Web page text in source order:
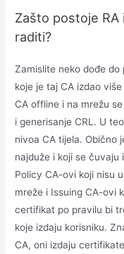
Zašto postoje RA
raditi?
Zamislite neko dođe
koje je taj CA izdao
CA offline i na mrežu
i generisanje CRL. U
nivoa CA tijela. Obično
najduže i koji se čuvaju
Policy CA-ovi koji nisu
mreže i Issuing CA-ovi
certifikat po pravilu bi
koje izdaju korisniku.
CA, oni izdaju